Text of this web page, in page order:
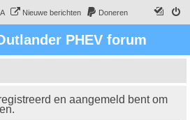
Nieuwe berichten Doneren
PHEV forum
en aangemeld bent om